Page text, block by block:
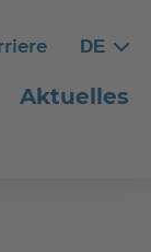
DE
Aktuelles